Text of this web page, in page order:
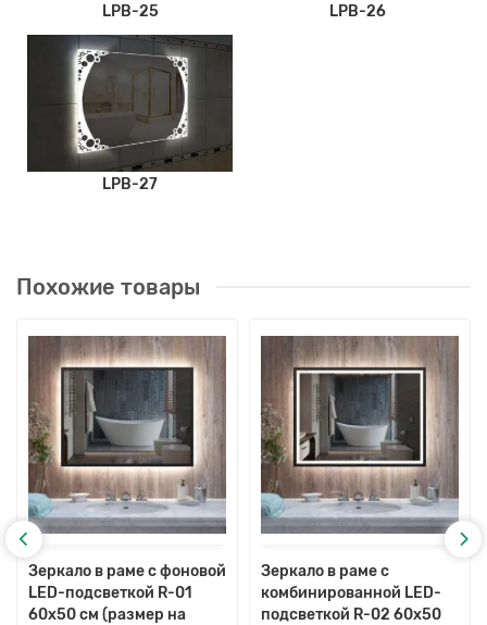
LPB-25 LPB-26
LPB-27
Похожие товары
Зеркало в раме с фоновой
LED-подсветкой R-01
60x50 см (размер на
Зеркало в раме с
комбинированной LED-
подсветкой R-02 60x50